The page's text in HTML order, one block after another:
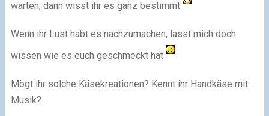
warten, dann wisst ihr es ganz bestimmt
Wenn ihr Lust habt es nachzumachen, lasst mich doch
wissen wie es euch geschmeckt hat
Mögt ihr solche Käsekreationen? Kennt ihr Handkäse mit
Musik?